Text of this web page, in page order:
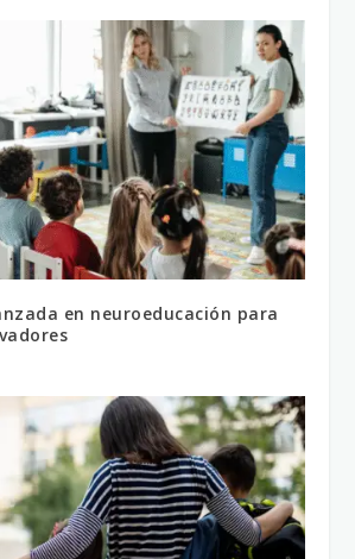
en neuroeducación para